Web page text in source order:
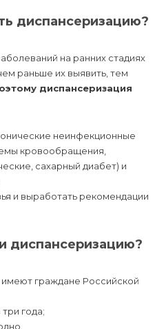
диспансеризацию?
на ранних стадиях
раньше их выявить, тем
диспансеризация
неинфекционные
кровообращения,
сахарный диабет) и
и выработать рекомендации
диспансеризацию?
граждане Российской
года;